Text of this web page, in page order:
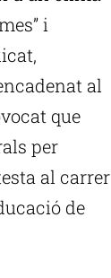
i
al
que
per
al carrer
de